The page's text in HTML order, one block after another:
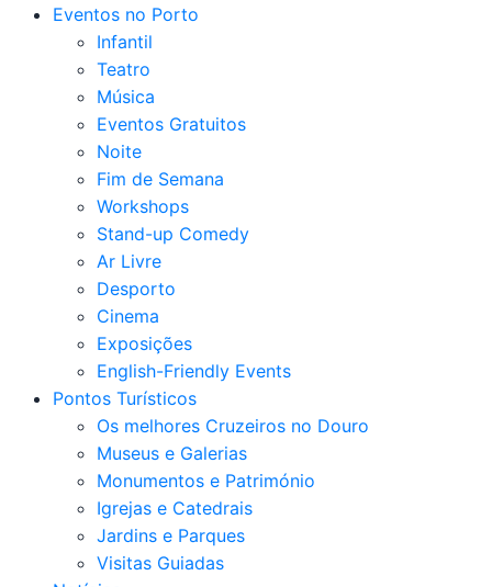
Eventos no Porto
Infantil
Teatro
Música
Eventos Gratuitos
Noite
Fim de Semana
Workshops
Stand-up Comedy
Ar Livre
Desporto
Cinema
Exposições
English-Friendly Events
Pontos Turísticos
Os melhores Cruzeiros no Douro​
Museus e Galerias
Monumentos e Património
Igrejas e Catedrais
Jardins e Parques
Visitas Guiadas